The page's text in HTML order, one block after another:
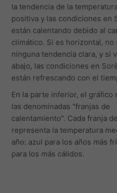
la tendencia de la
positiva y las condiciones en
están calentando debido al
climático. Si es horizontal, no
ninguna tendencia clara, y si
abajo, las condiciones en
están refrescando con el
En la parte inferior, el gráfico
las denominadas "franjas de
calentamiento". Cada franja
representa la temperatura
año: azul para los años más
para los más cálidos.